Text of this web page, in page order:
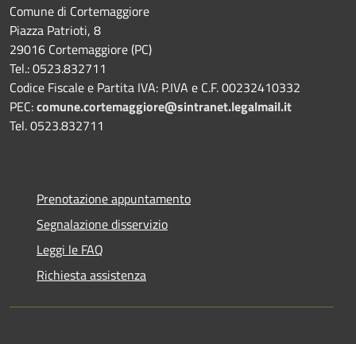
Comune di Cortemaggiore
Piazza Patrioti, 8
29016 Cortemaggiore (PC)
Tel.: 0523.832711
Codice Fiscale e Partita IVA: P.IVA e C.F. 00232410332
PEC:comune.cortemaggiore@sintranet.legalmail.it
Tel. 0523.832711
Prenotazione appuntamento
Segnalazione disservizio
Leggi le FAQ
Richiesta assistenza